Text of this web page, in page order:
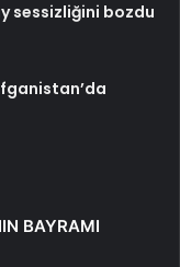
sessizliğini bozdu
BAYRAMI